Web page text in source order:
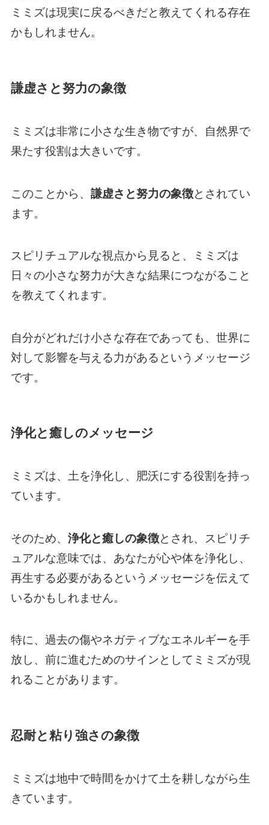
ミミズは現実に戻るべきだと教えてくれる存在
かもしれません。
謙虚さと努力の象徴
ミミズは非常に小さな生き物ですが、自然界で
果たす役割は大きいです。
このことから、 謙虚さと努力の象徴とされてい
ます。
スピリチュアルな視点から見ると、ミミズは
日々の小さな努力が大きな結果につながること
を教えてくれます。
自分がどれだけ小さな存在であっても、世界に
対して影響を与える力があるというメッセージ
です。
浄化と癒しのメッセージ
ミミズは、土を浄化し、肥沃にする役割を持っ
ています。
そのため、 浄化と癒しの象徴とされ、スピリチ
ュアルな意味では、あなたが心や体を浄化し、
再生する必要があるというメッセージを伝えて
いるかもしれません。
特に、過去の傷やネガティブなエネルギーを手
放し、前に進むためのサインとしてミミズが現
れることがあります。
忍耐と粘り強さの象徴
ミミズは地中で時間をかけて土を耕しながら生
きています。